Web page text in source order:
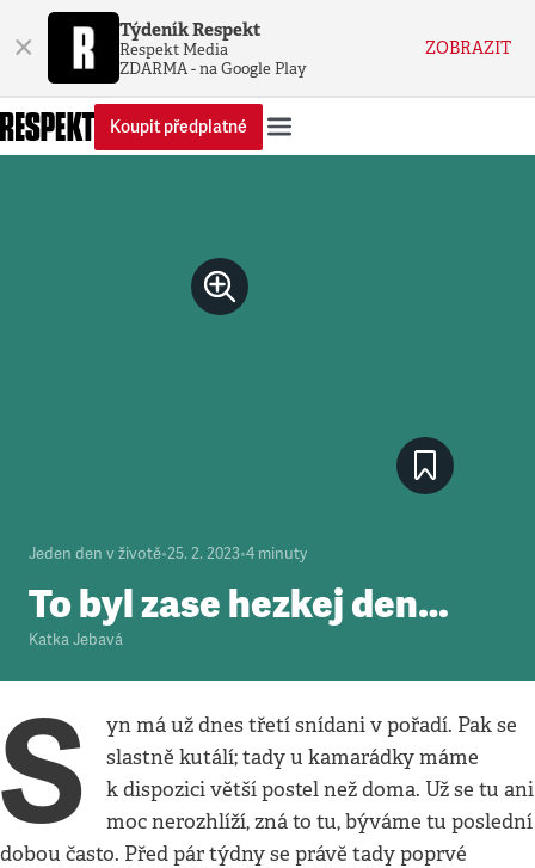
× Týdeník Respekt
Respekt Media
ZDARMA - na Google Play
ZOBRAZIT
Koupit předplatné
Jeden den v životě•25. 2. 2023•4 minuty
To byl zase hezkej den…
Katka Jebavá
S
yn má už dnes třetí snídani v pořadí. Pak se
slastně kutálí; tady u kamarádky máme
k dispozici větší postel než doma. Už se tu ani
moc nerozhlíží, zná to tu, býváme tu poslední
dobou často. Před pár týdny se právě tady poprvé